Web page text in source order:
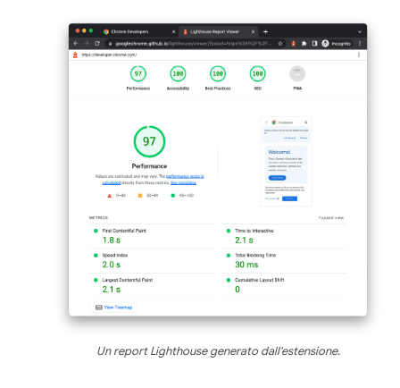
Un report Lighthouse generato dall'estensione.